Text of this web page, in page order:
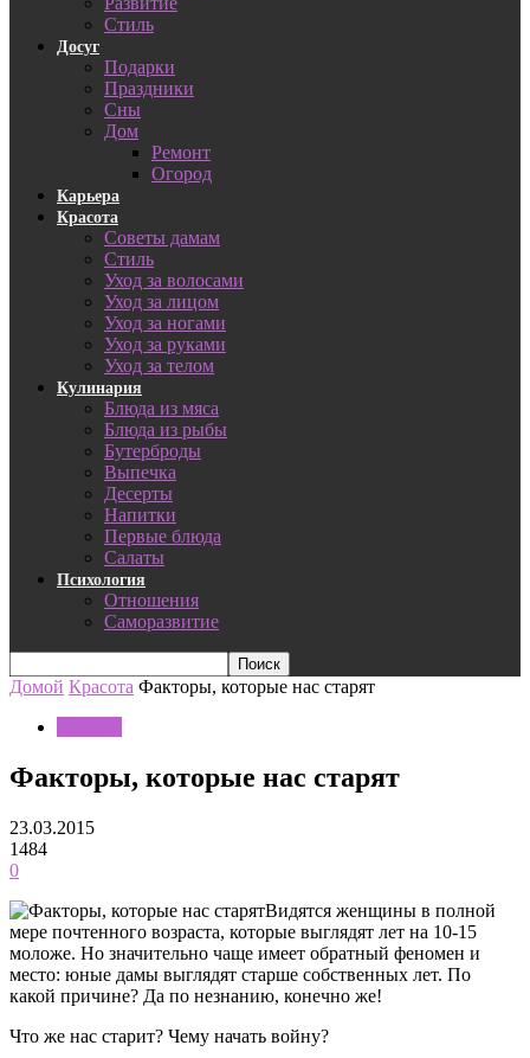
Стиль
Досуг
Подарки
Праздники
Сны
Дом
Ремонт
Огород
Карьера
Красота
Советы дамам
Стиль
Уход за волосами
Уход за лицом
Уход за ногами
Уход за руками
Уход за телом
Кулинария
Блюда из мяса
Блюда из рыбы
Бутерброды
Выпечка
Десерты
Напитки
Первые блюда
Салаты
Психология
Отношения
Саморазвитие
Домой Красота Факторы, которые нас старят
Факторы, которые нас старят
23.03.2015
1484
0
Видятся женщины в полной
мере почтенного возраста, которые выглядят лет на 10-15
моложе. Но значительно чаще имеет обратный феномен и
место: юные дамы выглядят старше собственных лет. По
какой причине? Да по незнанию, конечно же!
Что же нас старит? Чему начать войну?